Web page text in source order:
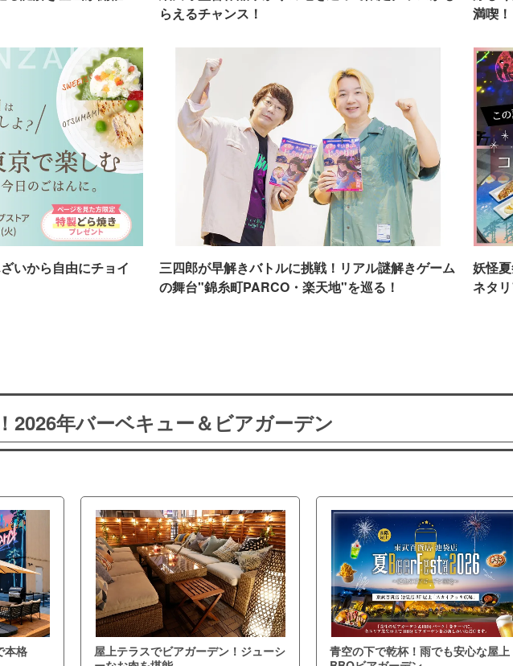
らえるチャンス！
満喫！
いから自由にチョイ
三四郎が早解きバトルに挑戦！リアル謎解きゲーム
の舞台"錦糸町PARCO・楽天地"を巡る！
妖怪
ネタ
2026年バーベキュー＆ビアガーデン
本格
屋上テラスでビアガーデン！ジューシ
青空の下で乾杯！雨でも安心な屋上